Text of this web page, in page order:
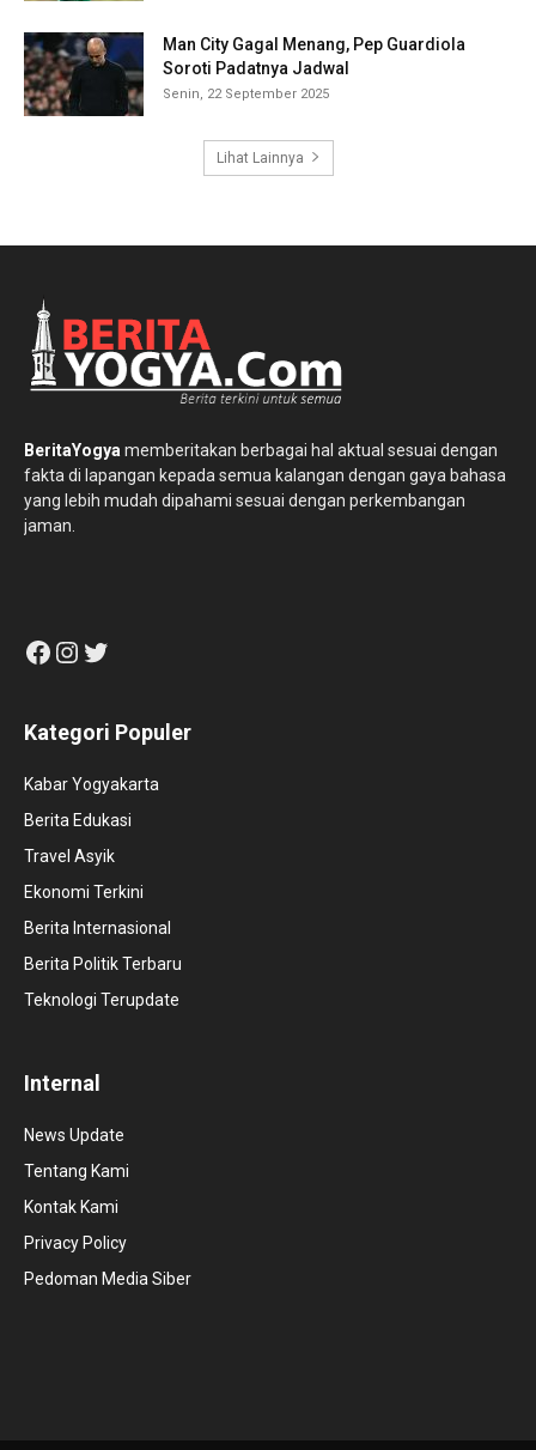
Man City Gagal Menang, Pep Guardiola
Soroti Padatnya Jadwal
Senin, 22 September 2025
Lihat Lainnya
BeritaYogya memberitakan berbagai hal aktual sesuai dengan
fakta di lapangan kepada semua kalangan dengan gaya bahasa
yang lebih mudah dipahami sesuai dengan perkembangan
jaman.
Facebook
Instagram
Twitter
Kategori Populer
Kabar Yogyakarta
Berita Edukasi
Travel Asyik
Ekonomi Terkini
Berita Internasional
Berita Politik Terbaru
Teknologi Terupdate
Internal
News Update
Tentang Kami
Kontak Kami
Privacy Policy
Pedoman Media Siber